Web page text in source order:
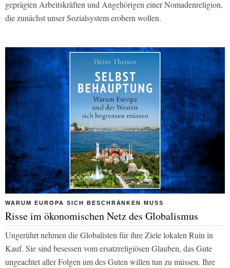
geprägten Arbeitskräften und Angehörigen einer Nomadenreligion,
die zunächst unser Sozialsystem erobern wollen.
WARUM EUROPA SICH BESCHRÄNKEN MUSS
Risse im ökonomischen Netz des Globalismus
Ungerührt nehmen die Globalisten für ihre Ziele lokalen Ruin in
Kauf. Sie sind besessen vom ersatzreligiösen Glauben, das Gute
ungeachtet aller Folgen um des Guten willen tun zu müssen. Ihre